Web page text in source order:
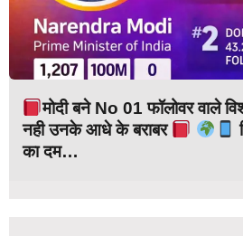
मोदी बने No 01 फॉलोवर वाले
नही उनके आधे के बराबर
का दम…